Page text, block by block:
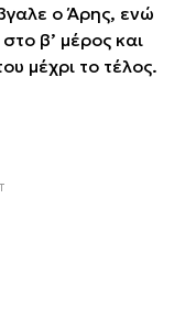
ο Άρης, ενώ
β’ μέρος και
μέχρι το τέλος.